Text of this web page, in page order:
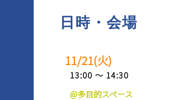
BASICオンデマンド
日時・会場
11/21(火)
13:00 ～ 14:30
@多目的スペース